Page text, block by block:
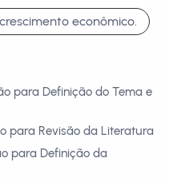
econômico.
para Definição do Tema e
para Revisão da Literatura
para Definição da